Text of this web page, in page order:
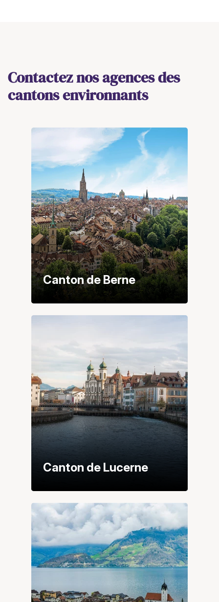
Contactez nos agences des
cantons environnants
Canton de Berne
Canton de Lucerne